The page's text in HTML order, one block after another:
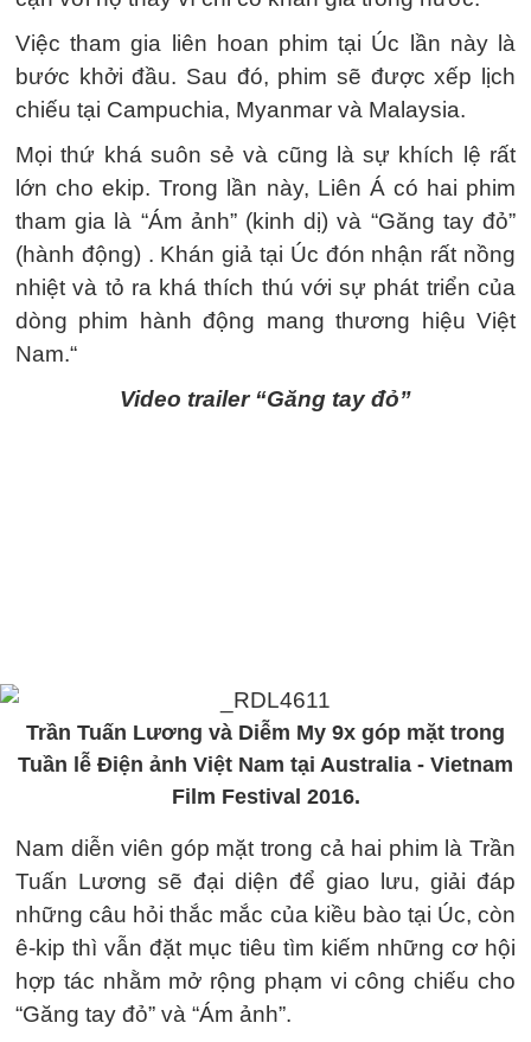
Việc tham gia liên hoan phim tại Úc lần này là
bước khởi đầu. Sau đó, phim sẽ được xếp lịch
chiếu tại Campuchia, Myanmar và Malaysia.
Mọi thứ khá suôn sẻ và cũng là sự khích lệ rất
lớn cho ekip. Trong lần này, Liên Á có hai phim
tham gia là “Ám ảnh” (kinh dị) và “Găng tay đỏ”
(hành động) . Khán giả tại Úc đón nhận rất nồng
nhiệt và tỏ ra khá thích thú với sự phát triển của
dòng phim hành động mang thương hiệu Việt
Nam.“
Video trailer “Găng tay đỏ”
Trần Tuấn Lương và Diễm My 9x góp mặt trong
Tuần lễ Điện ảnh Việt Nam tại Australia - Vietnam
Film Festival 2016.
Nam diễn viên góp mặt trong cả hai phim là Trần
Tuấn Lương sẽ đại diện để giao lưu, giải đáp
những câu hỏi thắc mắc của kiều bào tại Úc, còn
ê-kip thì vẫn đặt mục tiêu tìm kiếm những cơ hội
hợp tác nhằm mở rộng phạm vi công chiếu cho
“Găng tay đỏ” và “Ám ảnh”.